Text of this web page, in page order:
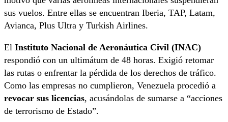
sus vuelos. Entre ellas se encuentran Iberia, TAP, Latam,
Avianca, Plus Ultra y Turkish Airlines.
El Instituto Nacional de Aeronáutica Civil (INAC)
respondió con un ultimátum de 48 horas. Exigió retomar
las rutas o enfrentar la pérdida de los derechos de tráfico.
Como las empresas no cumplieron, Venezuela procedió a
revocar sus licencias, acusándolas de sumarse a “acciones
de terrorismo de Estado”.